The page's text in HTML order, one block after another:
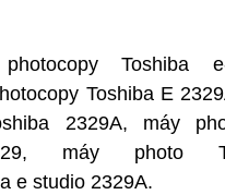
Toshiba
Toshiba E
2329A, máy
, máy photo
e studio 2329A.